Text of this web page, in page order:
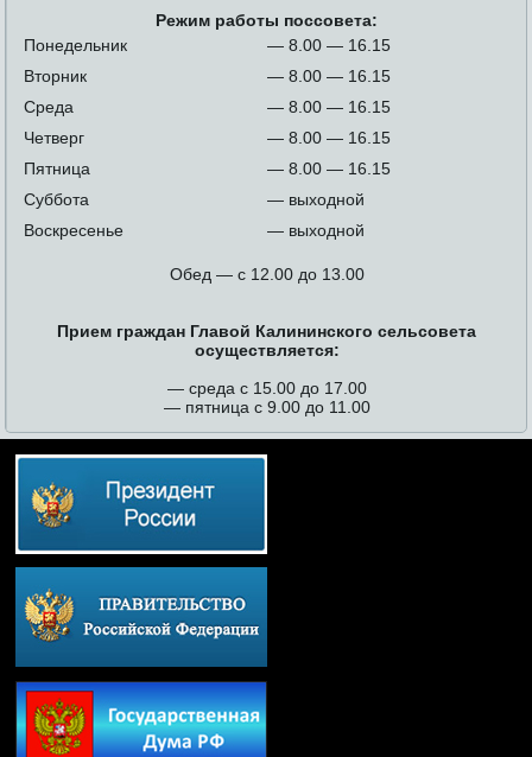
Режим работы поссовета:
Понедельник
— 8.00 — 16.15
Вторник
— 8.00 — 16.15
Среда
— 8.00 — 16.15
Четверг
— 8.00 — 16.15
Пятница
— 8.00 — 16.15
Суббота
— выходной
Воскресенье
— выходной
Обед — с 12.00 до 13.00
Прием граждан Главой Калининского сельсовета
осуществляется:
— среда с 15.00 до 17.00
— пятница с 9.00 до 11.00